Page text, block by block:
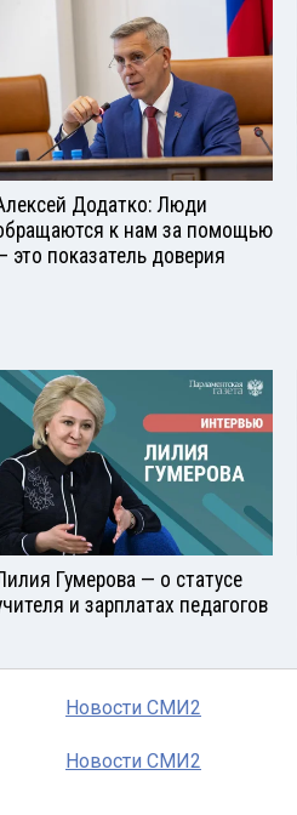
Додатко: Люди
к нам за помощью
это показатель доверия
Гумерова — о статусе
и зарплатах педагогов
Новости СМИ2
Новости СМИ2